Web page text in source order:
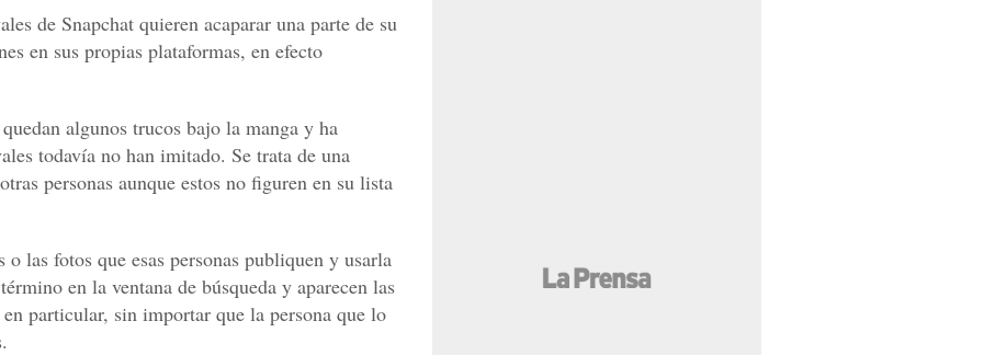
de Snapchat quieren acaparar una parte de su
en sus propias plataformas, en efecto
algunos trucos bajo la manga y ha
todavía no han imitado. Se trata de una
personas aunque estos no figuren en su lista
las fotos que esas personas publiquen y usarla
en la ventana de búsqueda y aparecen las
particular, sin importar que la persona que lo